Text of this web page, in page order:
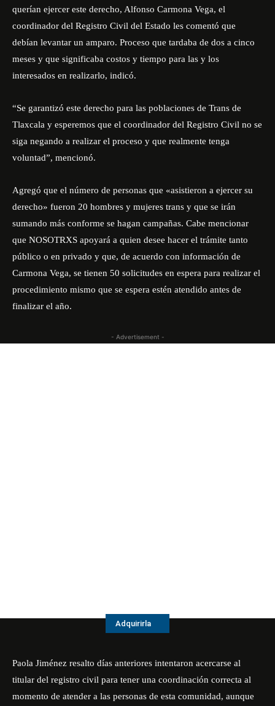
querían ejercer este derecho, Alfonso Carmona Vega, el
coordinador del Registro Civil del Estado les comentó que
debían levantar un amparo. Proceso que tardaba de dos a cinco
meses y que significaba costos y tiempo para las y los
interesados en realizarlo, indicó.
“Se garantizó este derecho para las poblaciones de Trans de
Tlaxcala y esperemos que el coordinador del Registro Civil no se
siga negando a realizar el proceso y que realmente tenga
voluntad”, mencionó.
Agregó que el número de personas que «asistieron a ejercer su
derecho» fueron 20 hombres y mujeres trans y que se irán
sumando más conforme se hagan campañas. Cabe mencionar
que NOSOTRXS apoyará a quien desee hacer el trámite tanto
público o en privado y que, de acuerdo con información de
Carmona Vega, se tienen 50 solicitudes en espera para realizar el
procedimiento mismo que se espera estén atendido antes de
finalizar el año.
- Advertisement -
Adquirirla
Paola Jiménez resalto días anteriores intentaron acercarse al
titular del registro civil para tener una coordinación correcta al
momento de atender a las personas de esta comunidad, aunque